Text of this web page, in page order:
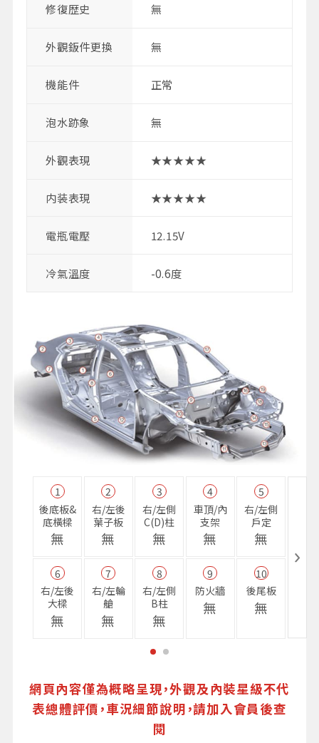
修復歴史 無
外觀鈑件更換 無
機能件 正常
泡水跡象 無
外觀表現 ★★★★★
内装表現 ★★★★★
電瓶電壓 12.15V
冷氣溫度 -0.6度
1
後底板&
底橫樑
無
2
右/左後
葉子板
無
3
右/左側
C(D)柱
無
4
車頂/內
支架
無
5
右/左側
戶定
無
6
右/左後
大樑
無
7
右/左輪
艙
無
8
右/左側
B柱
無
9
防火牆
無
10
後尾板
無
網頁內容僅為概略呈現，外觀及內裝星級不代
表總體評價，車況細節說明，請加入會員後查
閱